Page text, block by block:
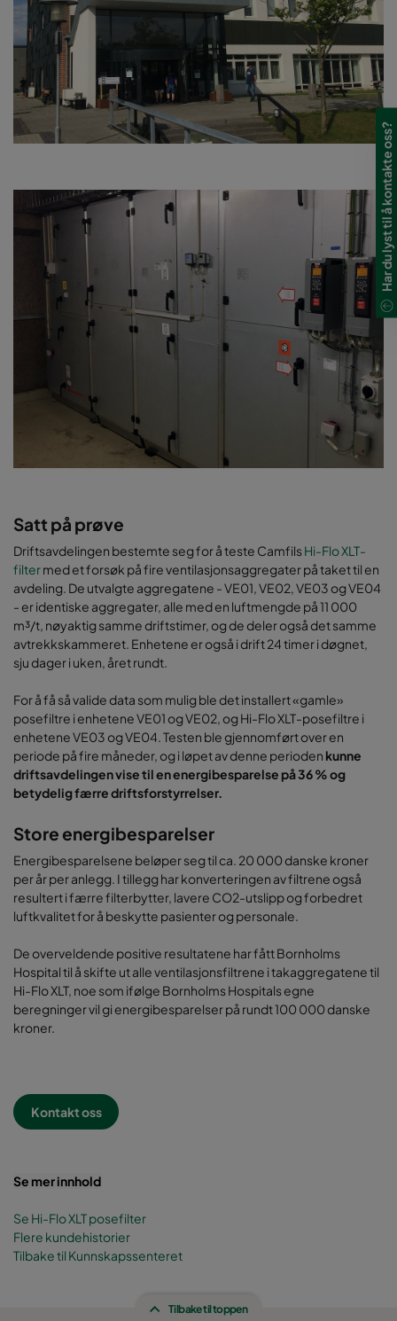
Satt på prøve
Driftsavdelingen bestemte seg for å teste CamfilsHi-Flo XLT-
filtermed et forsøk på fire ventilasjonsaggregater på taket til en
avdeling. De utvalgte aggregatene - VE01, VE02, VE03 og VE04
- er identiske aggregater, alle med en luftmengde på 11 000
m³/t, nøyaktig samme driftstimer, og de deler også det samme
avtrekkskammeret. Enhetene er også i drift 24 timer i døgnet,
sju dager i uken, året rundt.
For å få så valide data som mulig ble det installert «gamle»
posefiltre i enhetene VE01 og VE02, og Hi-Flo XLT-posefiltre i
enhetene VE03 og VE04. Testen ble gjennomført over en
periode på fire måneder, og i løpet av denne perioden kunne
driftsavdelingen vise til en energibesparelse på 36 % og
betydelig færre driftsforstyrrelser.
Store energibesparelser
Energibesparelsene beløper seg til ca. 20 000 danske kroner
per år per anlegg. I tillegg har konverteringen av filtrene også
resultert i færre filterbytter, lavere CO2-utslipp og forbedret
luftkvalitet for å beskytte pasienter og personale.
De overveldende positive resultatene har fått Bornholms
Hospital til å skifte ut alle ventilasjonsfiltrene i takaggregatene til
Hi-Flo XLT, noe som ifølge Bornholms Hospitals egne
beregninger vil gi energibesparelser på rundt 100 000 danske
kroner.
Kontakt oss
Se mer innhold
Se Hi-Flo XLT posefilter
Flere kundehistorier
Tilbake til Kunnskapssenteret
Tilbake til toppen
Har du lyst til å kontakte oss?